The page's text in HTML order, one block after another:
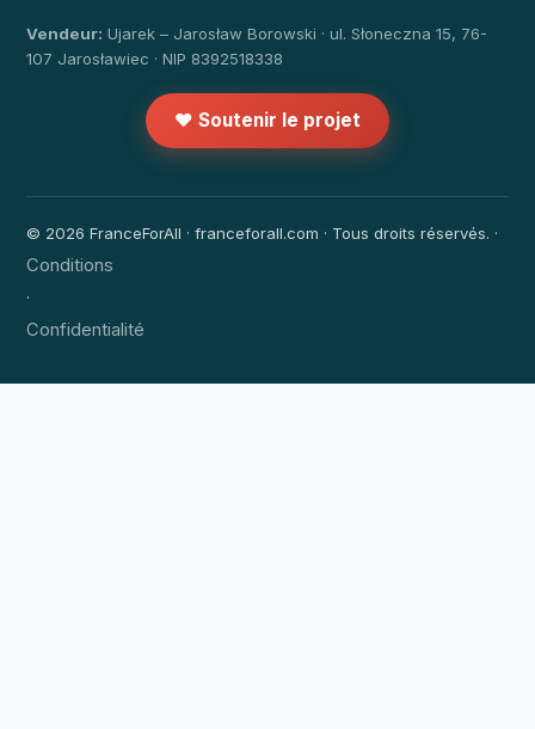
Vendeur: Ujarek – Jarosław Borowski · ul. Słoneczna 15, 76-
107 Jarosławiec · NIP 8392518338
❤️ Soutenir le projet
© 2026 FranceForAll · franceforall.com · Tous droits réservés. ·
Conditions
·
Confidentialité